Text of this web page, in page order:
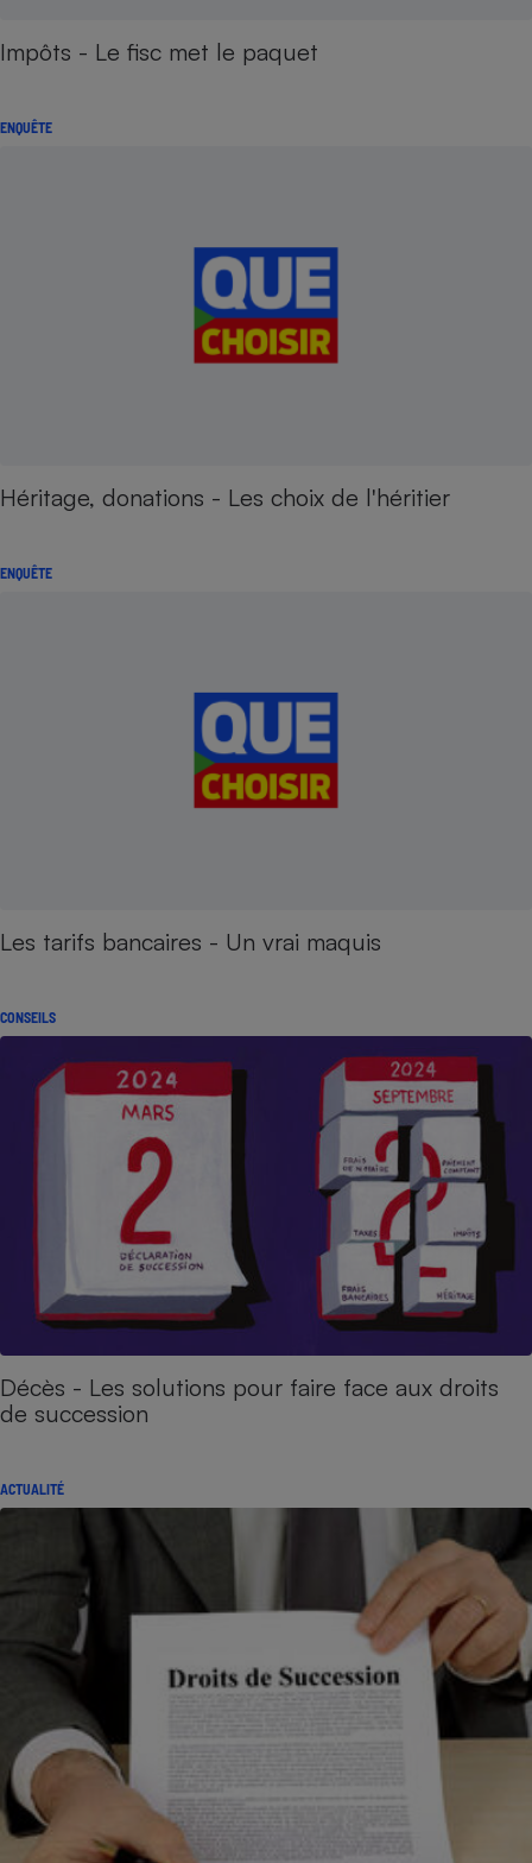
Impôts - Le fisc met le paquet
ENQUÊTE
Héritage, donations - Les choix de l'héritier
ENQUÊTE
Les tarifs bancaires - Un vrai maquis
CONSEILS
Décès - Les solutions pour faire face aux droits
de succession
ACTUALITÉ